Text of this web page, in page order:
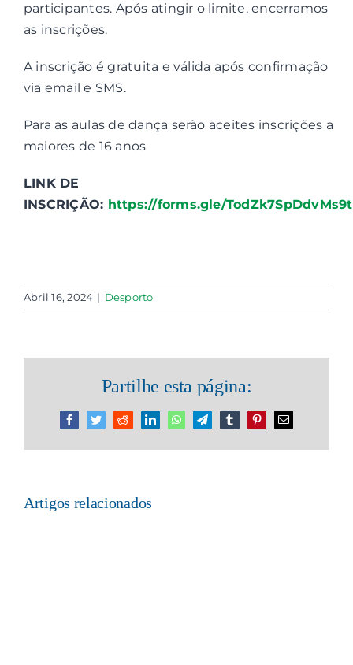
participantes. Após atingir o limite, encerramos
as inscrições.
A inscrição é gratuita e válida após confirmação
via email e SMS.
Para as aulas de dança serão aceites inscrições a
maiores de 16 anos
LINK DE
INSCRIÇÃO: https://forms.gle/
Abril 16, 2024 | Desporto
Partilhe esta página:
FacebookTwitterRedditLinkedInWhatsAppTelegramTumblrPinterestEmail
Artigos relacionados